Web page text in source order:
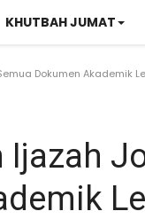
KHUTBAH JUMAT
Dokumen Akademik
Ijazah